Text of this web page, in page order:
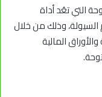
التي تعُد أداة
وذلك من خلال
المالية